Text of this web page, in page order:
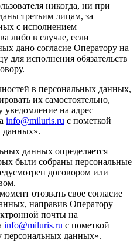
никогда, ни при
третьим лицам, за
с исполнением
либо в случае, если
дано согласие Оператору на
для исполнения обязательств
в персональных данных,
их самостоятельно,
уведомление на адрес
info@miluris.ru с пометкой
данных».
данных определяется
были собраны персональные
договором или
отозвать свое согласие
направив Оператору
почты на
info@miluris.ru с пометкой
персональных данных».